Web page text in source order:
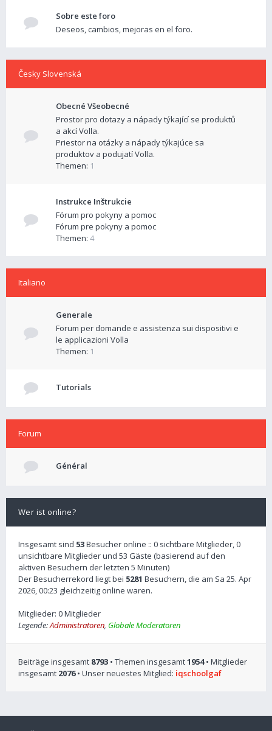
Sobre este foro
Deseos, cambios, mejoras en el foro.
Česky Slovenská
Obecné Všeobecné
Prostor pro dotazy a nápady týkající se produktů
a akcí Volla.
Priestor na otázky a nápady týkajúce sa
produktov a podujatí Volla.
Themen: 1
Instrukce Inštrukcie
Fórum pro pokyny a pomoc
Fórum pre pokyny a pomoc
Themen: 4
Italiano
Generale
Forum per domande e assistenza sui dispositivi e
le applicazioni Volla
Themen: 1
Tutorials
Forum
Général
Wer ist online?
Insgesamt sind 53Besucher online :: 0 sichtbare Mitglieder, 0
unsichtbare Mitglieder und 53 Gäste (basierend auf den
aktiven Besuchern der letzten 5 Minuten)
Der Besucherrekord liegt bei 5281 Besuchern, die am Sa 25. Apr
2026, 00:23 gleichzeitig online waren.
Mitglieder: 0 Mitglieder
Legende:Administratoren, Globale Moderatoren
Beiträge insgesamt 8793 • Themen insgesamt1954• Mitglieder
insgesamt 2076• Unser neuestes Mitglied: iqschoolgaf